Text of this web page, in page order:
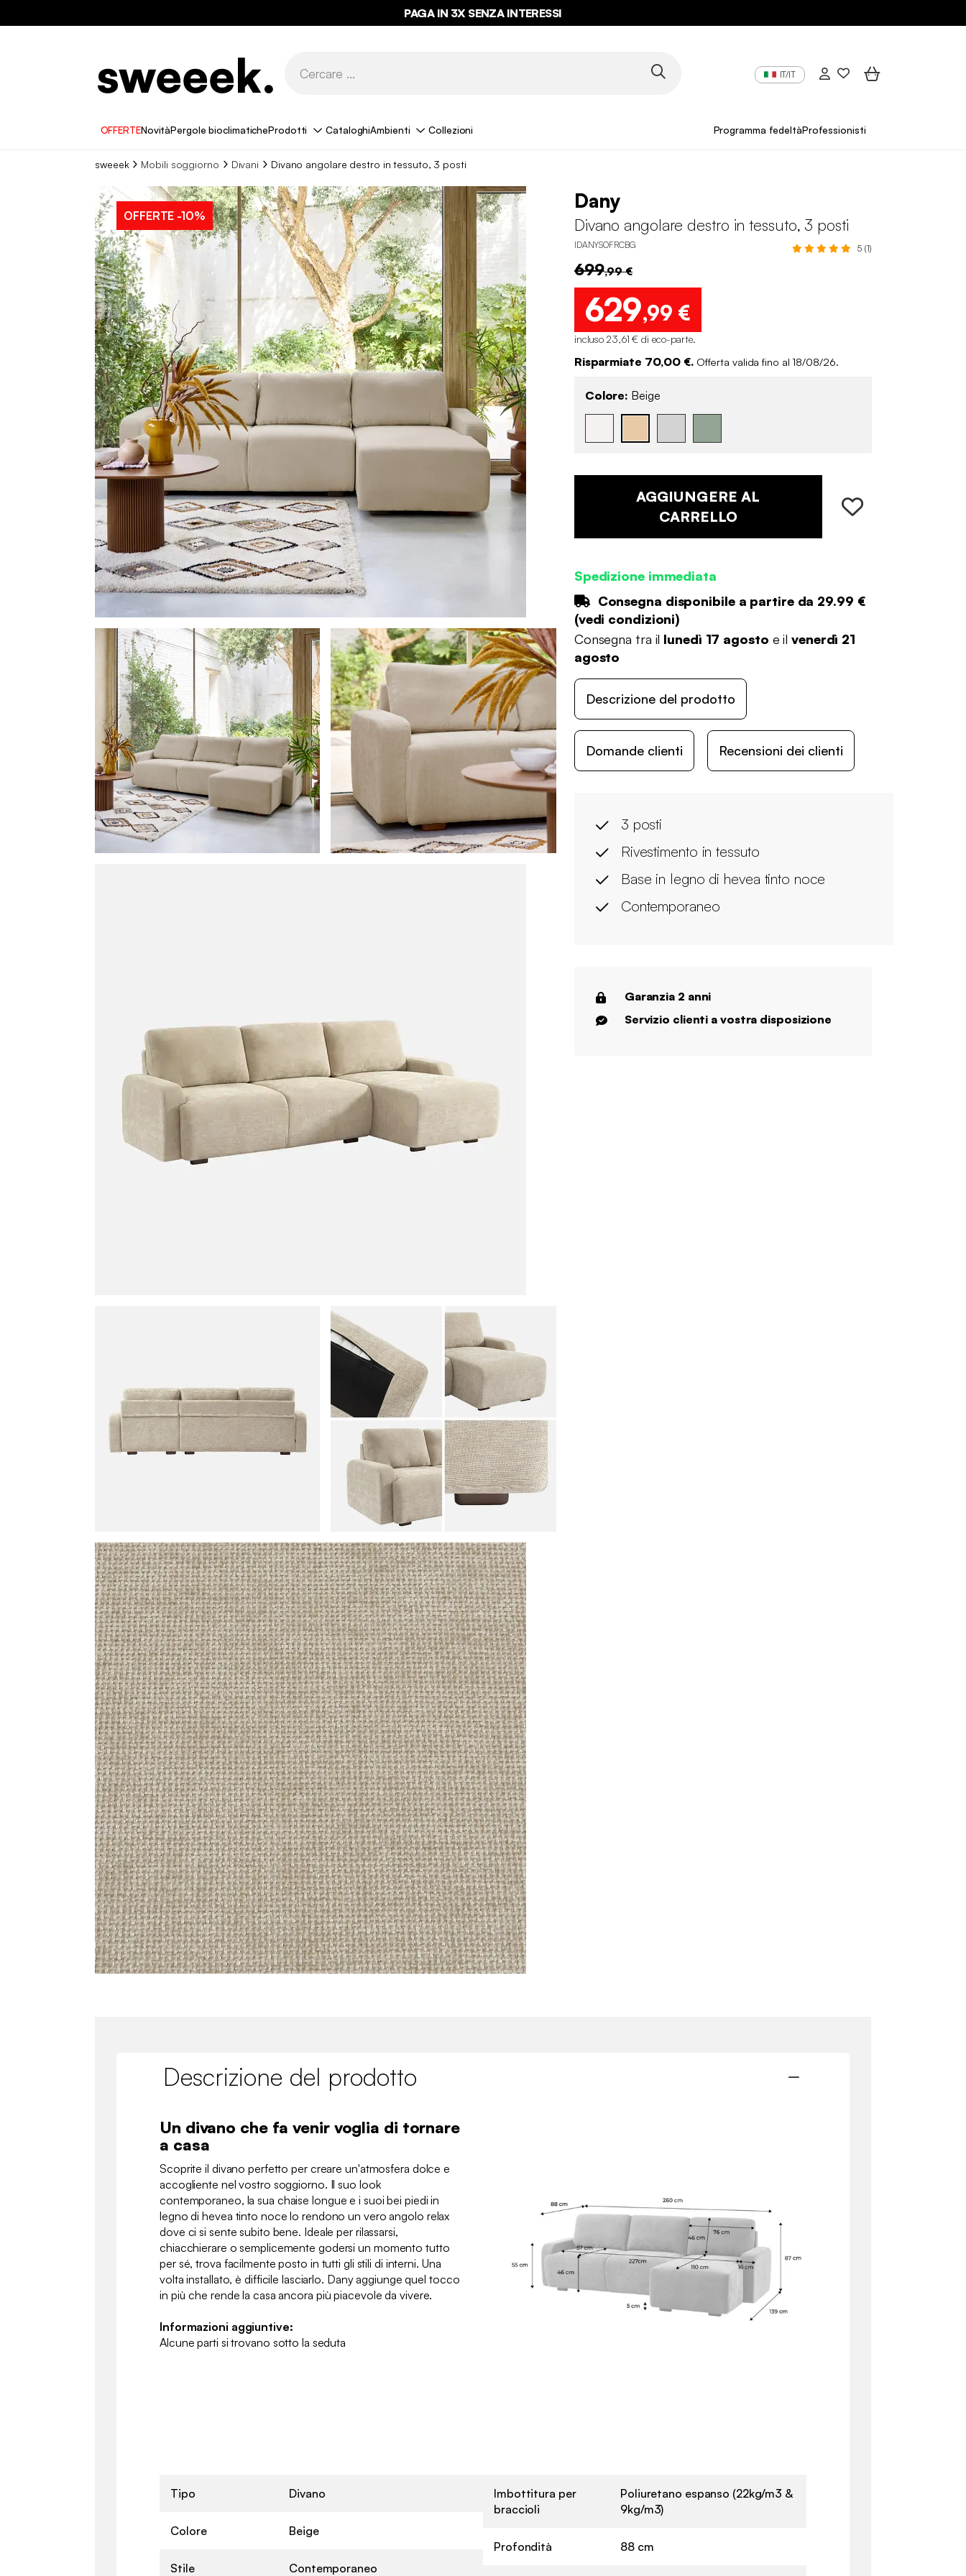
PAGA IN 3X SENZA INTERESSI
IT/IT
OFFERTENovitàPergole bioclimaticheProdotti CataloghiAmbienti Collezioni Programma fedeltàProfessionisti
sweeek Mobili soggiorno Divani Divano angolare destro in tessuto, 3 posti
OFFERTE -10%
Dany
Divano angolare destro in tessuto, 3 posti
IDANYSOFRCBG 5 (1)
699,99 €
629,99 €
incluso 23,61 € di eco-parte.
Risparmiate 70,00 €. Offerta valida fino al 18/08/26.
Colore: Beige
AGGIUNGERE AL
CARRELLO
Spedizione immediata
Consegna disponibile a partire da 29.99 €
(vedi condizioni)
Consegna tra il lunedì 17 agosto e ilvenerdì 21
agosto
Descrizione del prodotto
Domande clienti Recensioni dei clienti
3 posti
Rivestimento in tessuto
Base in legno di hevea tinto noce
Contemporaneo
Garanzia 2 anni
Servizio clienti a vostra disposizione
Descrizione del prodotto
Un divano che fa venir voglia di tornare
a casa
Scoprite il divano perfetto per creare un'atmosfera dolce e
accogliente nel vostro soggiorno. Il suo look
contemporaneo, la sua chaise longue e i suoi bei piedi in
legno di hevea tinto noce lo rendono un vero angolo relax
dove ci si sente subito bene. Ideale per rilassarsi,
chiacchierare o semplicemente godersi un momento tutto
per sé, trova facilmente posto in tutti gli stili di interni. Una
volta installato, è difficile lasciarlo. Dany aggiunge quel tocco
in più che rende la casa ancora più piacevole da vivere.
Informazioni aggiuntive:
Alcune parti si trovano sotto la seduta
Tipo Divano
Colore Beige
Stile Contemporaneo
Imbottitura per
braccioli
Poliuretano espanso (22kg/m3 &
9kg/m3)
Profondità 88 cm